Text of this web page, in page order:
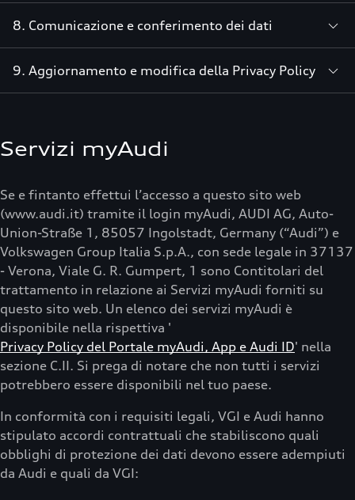
8. Comunicazione e conferimento dei dati
9. Aggiornamento e modifica della Privacy Policy
Servizi myAudi
Se e fintanto effettui l’accesso a questo sito web
(www.audi.it) tramite il login myAudi, AUDI AG, Auto-
Union-Straße 1, 85057 Ingolstadt, Germany (“Audi”) e
Volkswagen Group Italia S.p.A., con sede legale in 37137
- Verona, Viale G. R. Gumpert, 1 sono Contitolari del
trattamento in relazione ai Servizi myAudi forniti su
questo sito web. Un elenco dei servizi myAudi è
disponibile nella rispettiva '
Privacy Policy del Portale myAudi, App e Audi ID' nella
sezione C.II. Si prega di notare che non tutti i servizi
potrebbero essere disponibili nel tuo paese.
In conformità con i requisiti legali, VGI e Audi hanno
stipulato accordi contrattuali che stabiliscono quali
obblighi di protezione dei dati devono essere adempiuti
da Audi e quali da VGI: